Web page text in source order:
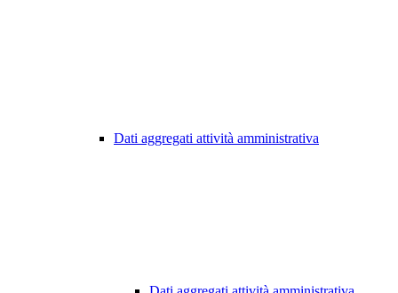
Dati aggregati attività amministrativa